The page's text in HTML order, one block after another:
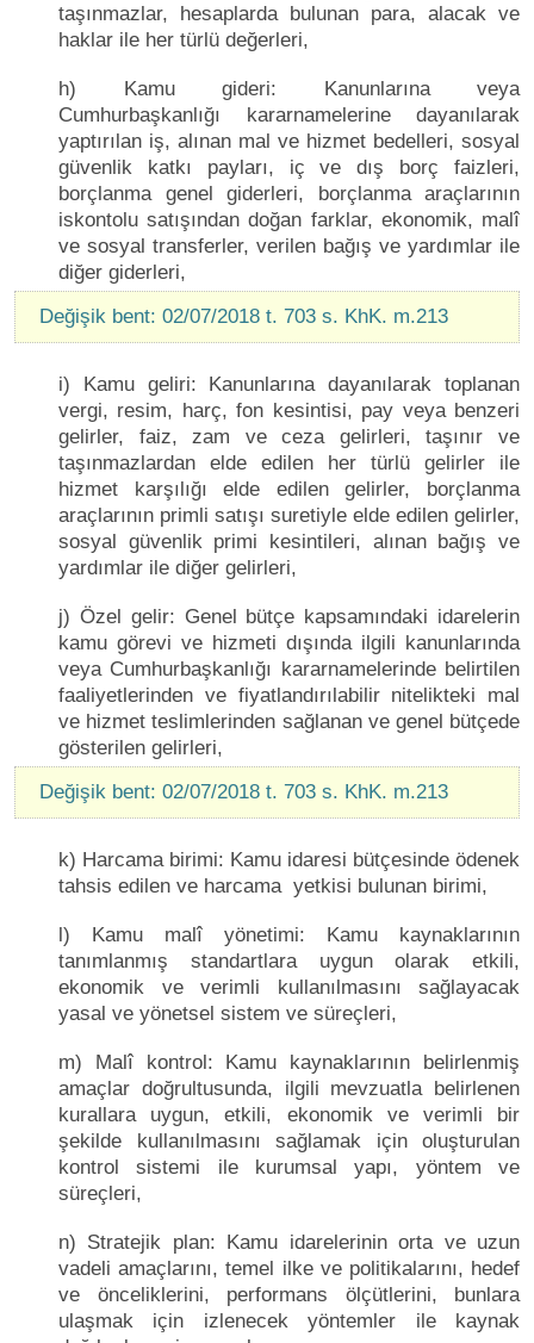
taşınmazlar, hesaplarda bulunan para, alacak ve
haklar ile her türlü değerleri,
h) Kamu gideri: Kanunlarına veya
Cumhurbaşkanlığı kararnamelerine dayanılarak
yaptırılan iş, alınan mal ve hizmet bedelleri, sosyal
güvenlik katkı payları, iç ve dış borç faizleri,
borçlanma genel giderleri, borçlanma araçlarının
iskontolu satışından doğan farklar, ekonomik, malî
ve sosyal transferler, verilen bağış ve yardımlar ile
diğer giderleri,
Değişik bent: 02/07/2018 t. 703 s. KhK. m.213
i) Kamu geliri: Kanunlarına dayanılarak toplanan
vergi, resim, harç, fon kesintisi, pay veya benzeri
gelirler, faiz, zam ve ceza gelirleri, taşınır ve
taşınmazlardan elde edilen her türlü gelirler ile
hizmet karşılığı elde edilen gelirler, borçlanma
araçlarının primli satışı suretiyle elde edilen gelirler,
sosyal güvenlik primi kesintileri, alınan bağış ve
yardımlar ile diğer gelirleri,
j) Özel gelir: Genel bütçe kapsamındaki idarelerin
kamu görevi ve hizmeti dışında ilgili kanunlarında
veya Cumhurbaşkanlığı kararnamelerinde belirtilen
faaliyetlerinden ve fiyatlandırılabilir nitelikteki mal
ve hizmet teslimlerinden sağlanan ve genel bütçede
gösterilen gelirleri,
Değişik bent: 02/07/2018 t. 703 s. KhK. m.213
k) Harcama birimi: Kamu idaresi bütçesinde ödenek
tahsis edilen ve harcama yetkisi bulunan birimi,
l) Kamu malî yönetimi: Kamu kaynaklarının
tanımlanmış standartlara uygun olarak etkili,
ekonomik ve verimli kullanılmasını sağlayacak
yasal ve yönetsel sistem ve süreçleri,
m) Malî kontrol: Kamu kaynaklarının belirlenmiş
amaçlar doğrultusunda, ilgili mevzuatla belirlenen
kurallara uygun, etkili, ekonomik ve verimli bir
şekilde kullanılmasını sağlamak için oluşturulan
kontrol sistemi ile kurumsal yapı, yöntem ve
süreçleri,
n) Stratejik plan: Kamu idarelerinin orta ve uzun
vadeli amaçlarını, temel ilke ve politikalarını, hedef
ve önceliklerini, performans ölçütlerini, bunlara
ulaşmak için izlenecek yöntemler ile kaynak